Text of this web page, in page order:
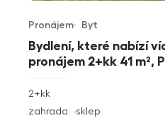
Bydlení, které nabízí
pronájem 2+kk 41 m²,
Typ nabídky
Pronájem
Typ nemovitosti
Byt
rozměry
2+kk
funkce
zahrada sklep